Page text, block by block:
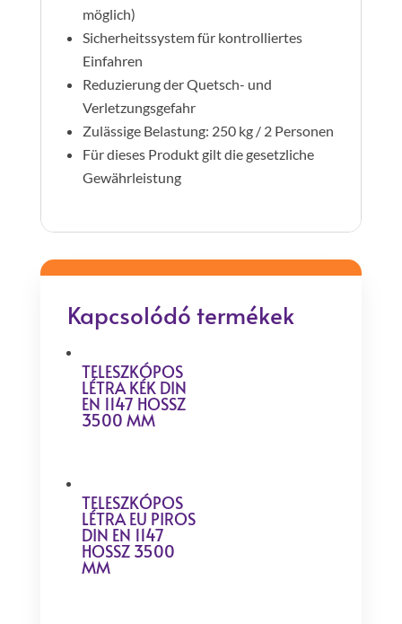
möglich)
Sicherheitssystem für kontrolliertes
Einfahren
Reduzierung der Quetsch- und
Verletzungsgefahr
Zulässige Belastung: 250 kg / 2 Personen
Für dieses Produkt gilt die gesetzliche
Gewährleistung
Kapcsolódó termékek
TELESZKÓPOS
LÉTRA KÉK DIN
EN 1147 HOSSZ
3500 MM
TELESZKÓPOS
LÉTRA EU PIROS
DIN EN 1147
HOSSZ 3500
MM